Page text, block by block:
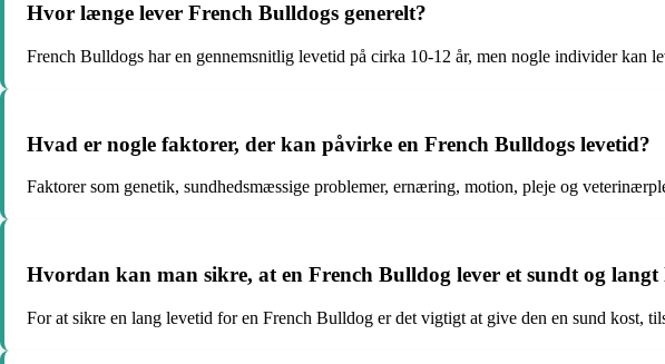
Hvor længe lever French Bulldogs generelt?
French Bulldogs har en gennemsnitlig levetid på cirka 10-12 år, men nogle individer kan
Hvad er nogle faktorer, der kan påvirke en French Bulldogs levetid?
Faktorer som genetik, sundhedsmæssige problemer, ernæring, motion, pleje og
Hvordan kan man sikre, at en French Bulldog lever et sundt og langt
For at sikre en lang levetid for en French Bulldog er det vigtigt at give den en sund